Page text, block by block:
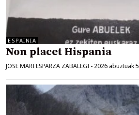
ESPAINIA
Non placet Hispania
JOSE MARI ESPARZA ZABALEGI - 2026 abuztuak 5